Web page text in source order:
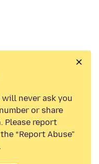
will never ask you
or share
Please report
“Report Abuse”